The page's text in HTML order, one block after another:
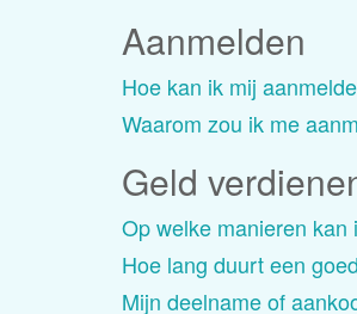
Aanmelden
Hoe kan ik mij
Waarom zou ik me
Geld
Op welke manieren kan
Hoe lang duurt een
Mijn deelname of